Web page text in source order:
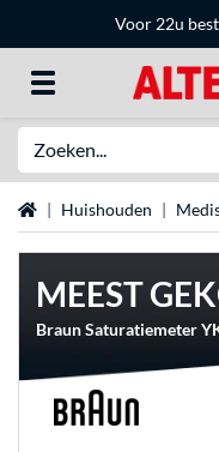
Voor 22u
Home Huishouden
MEEST
Braun Saturatiemeter